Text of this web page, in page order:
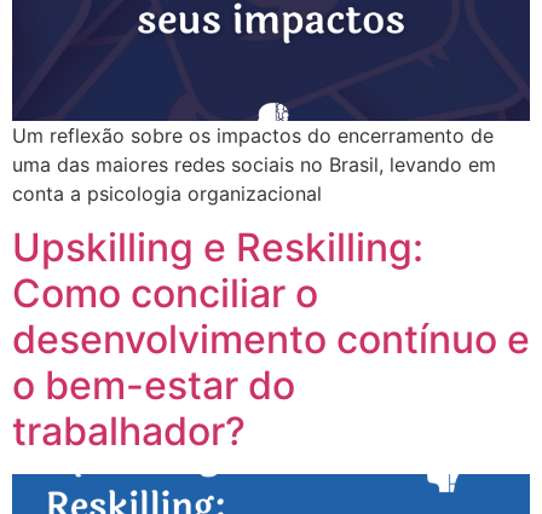
Um reflexão sobre os impactos do encerramento de
uma das maiores redes sociais no Brasil, levando em
conta a psicologia organizacional
Upskilling e Reskilling:
Como conciliar o
desenvolvimento contínuo e
o bem-estar do
trabalhador?